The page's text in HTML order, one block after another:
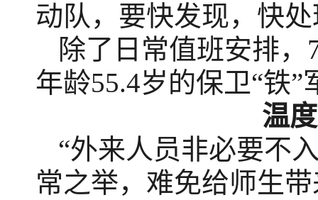
动队，要快发现，快
除了日常值班安排，
年龄55.4岁的保卫“铁
温
“外来人员非必要不
常之举，难免给师生